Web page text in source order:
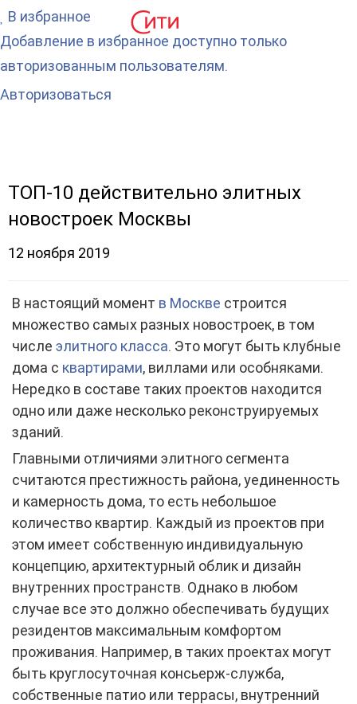
ТОП-10 действительно элитных
новостроек Москвы
12 ноября 2019
В настоящий момент в Москве строится
множество самых разных новостроек, в том
числе элитного класса. Это могут быть клубные
дома с квартирами, виллами или особняками.
Нередко в составе таких проектов находится
одно или даже несколько реконструируемых
зданий.
Главными отличиями элитного сегмента
считаются престижность района, уединенность
и камерность дома, то есть небольшое
количество квартир. Каждый из проектов при
этом имеет собственную индивидуальную
концепцию, архитектурный облик и дизайн
внутренних пространств. Однако в любом
случае все это должно обеспечивать будущих
резидентов максимальным комфортом
проживания. Например, в таких проектах могут
быть круглосуточная консьерж-служба,
собственные патио или террасы, внутренний
В избранное
Добавление в избранное доступно только
авторизованным пользователям.
Авторизоваться